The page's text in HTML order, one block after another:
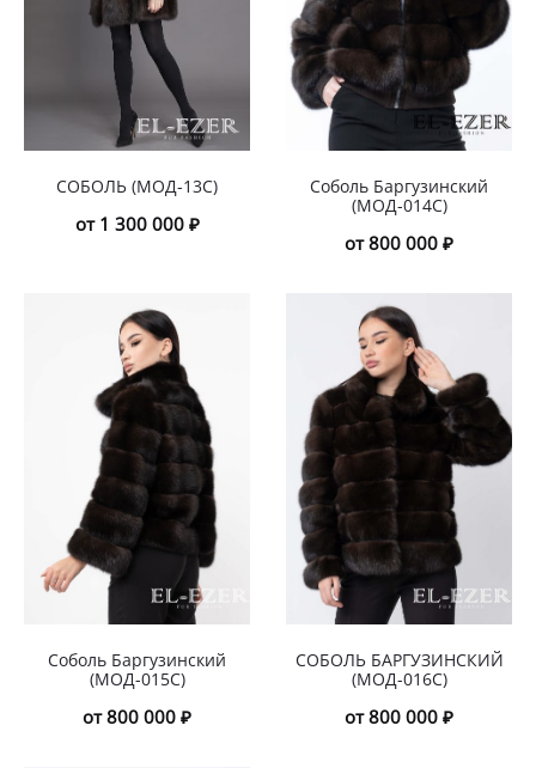
СОБОЛЬ (МОД-13С)
от 1 300 000 ₽
Соболь Баргузинский
(МОД-014С)
от 800 000 ₽
Соболь Баргузинский
(МОД-015С)
от 800 000 ₽
СОБОЛЬ БАРГУЗИНСКИЙ
(МОД-016С)
от 800 000 ₽